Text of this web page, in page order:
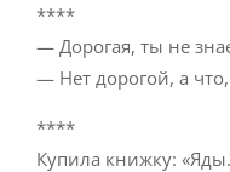
****
— Дорогая, ты не
— Нет дорогой, а
****
Купила книжку: